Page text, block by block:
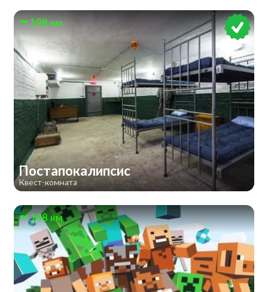
198 км
Постапокалипсис
Квест-комната
198 км